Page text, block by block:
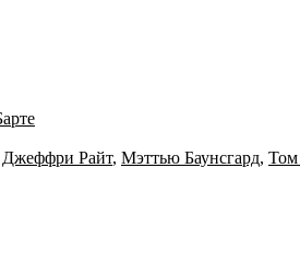
Джеффри Райт, Мэттью Баунсгард, Том